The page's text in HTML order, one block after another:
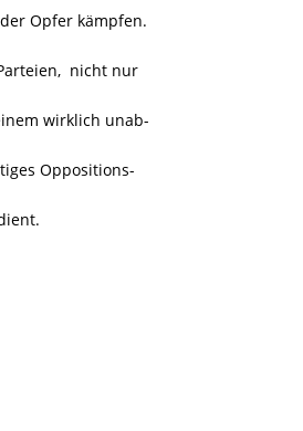
Opfer kämpfen.
nicht nur
wirklich unab-
Oppositions-